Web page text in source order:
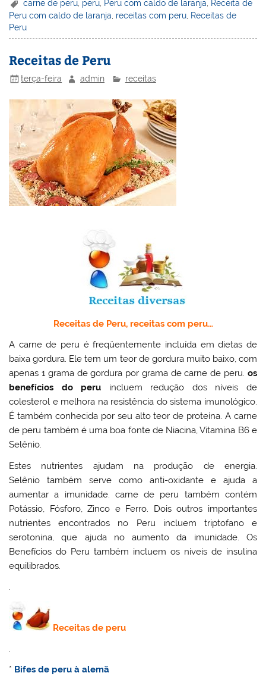
er
e
st
k
e
dI
n
c
e
b
o
o
k
itt
er
ai
l
h
o
o
ai
l
t
ar
e
carne de peru peru Peru com caldo de laranja
Receita de
Peru com caldo de laranja, receitas com peru, Receitas de
Peru
Receitas de Peru
terça-feira admin receitas
Receitas de Peru, receitas com peru…
A carne de peru é freqüentemente incluída em dietas de
baixa gordura. Ele tem um teor de gordura muito baixo, com
apenas 1 grama de gordura por grama de carne de peru. os
benefícios do peru incluem redução dos níveis de
colesterol e melhora na resistência do sistema imunológico.
É também conhecida por seu alto teor de proteína. A carne
de peru também é uma boa fonte de Niacina, Vitamina B6 e
Selênio.
Estes nutrientes ajudam na produção de energia.
Selênio também serve como anti-oxidante e ajuda a
aumentar a imunidade. carne de peru também contém
Potássio, Fósforo, Zinco e Ferro. Dois outros importantes
nutrientes encontrados no Peru incluem triptofano e
serotonina, que ajuda no aumento da imunidade. Os
Benefícios do Peru também incluem os níveis de insulina
equilibrados.
.
Receitas de peru
.
* Bifes de peru à alemã